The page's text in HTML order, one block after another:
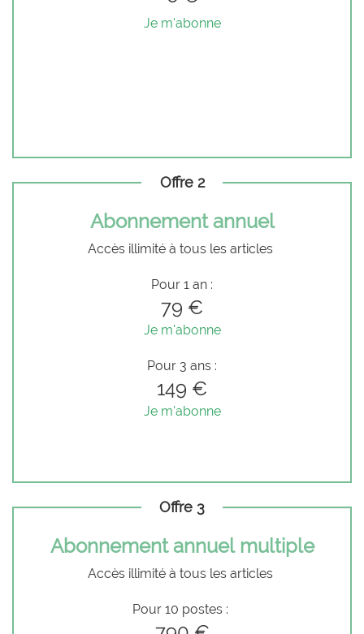
Je m'abonne
Offre 2
Abonnement annuel
Accès illimité à tous les articles
Pour 1 an :
79 €
Je m'abonne
Pour 3 ans :
149 €
Je m'abonne
Offre 3
Abonnement annuel multiple
Accès illimité à tous les articles
Pour 10 postes :